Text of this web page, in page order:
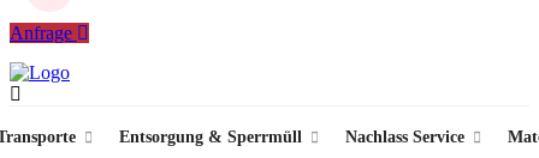
Anfrage
Entsorgung & Sperrmüll Nachlass Service